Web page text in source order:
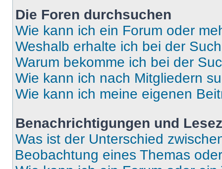
Die Foren durchsuchen
Wie kann ich ein Forum oder
Weshalb erhalte ich bei der
Warum bekomme ich bei der
Wie kann ich nach Mitgliedern
Wie kann ich meine eigenen
Benachrichtigungen und
Was ist der Unterschied
Beobachtung eines Themas